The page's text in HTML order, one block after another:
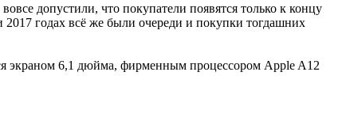
допустили, что покупатели появятся только к концу
годах всё же были очереди и покупки тогдашних
экраном 6,1 дюйма, фирменным процессором Apple A12